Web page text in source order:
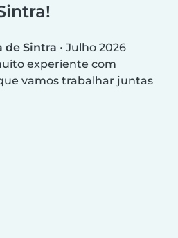
de Sintra • Julho 2026
experiente com
vamos trabalhar juntas